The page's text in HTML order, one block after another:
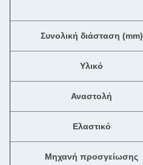
Συνολική διάσταση (mm)
Υλικό
Αναστολή
Ελαστικό
Μηχανή προσγείωσης